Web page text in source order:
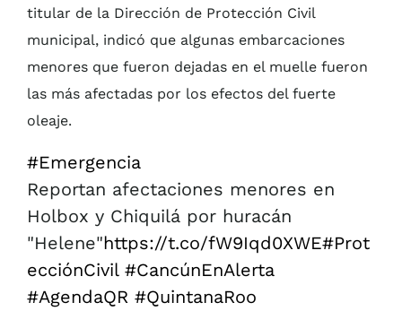
titular de la Dirección de Protección Civil
municipal, indicó que algunas embarcaciones
menores que fueron dejadas en el muelle fueron
las más afectadas por los efectos del fuerte
oleaje.
#Emergencia
Reportan afectaciones menores en
Holbox y Chiquilá por huracán
"Helene"https://t.co/fW9Iqd0XWE#Prot
ecciónCivil #CancúnEnAlerta
#AgendaQR #QuintanaRoo